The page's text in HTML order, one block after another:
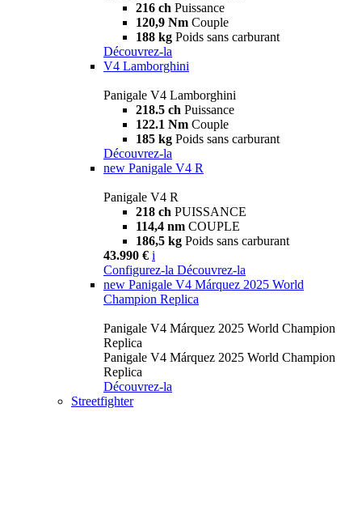
216 ch Puissance
120,9 Nm Couple
188 kg Poids sans carburant
Découvrez-la
V4 Lamborghini
Panigale V4 Lamborghini
218.5 ch Puissance
122.1 Nm Couple
185 kg Poids sans carburant
Découvrez-la
new Panigale V4 R
Panigale V4 R
218 ch PUISSANCE
114,4 nm COUPLE
186,5 kg Poids sans carburant
43.990 € i
Configurez-la Découvrez-la
new Panigale V4 Márquez 2025 World
Champion Replica
Panigale V4 Márquez 2025 World Champion
Replica
Panigale V4 Márquez 2025 World Champion
Replica
Découvrez-la
Streetfighter